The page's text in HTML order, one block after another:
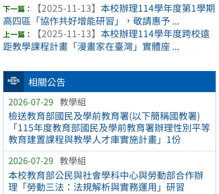
相關公告
2026-07-29 教學組
檢送教育部國民及學前教育署(以下簡稱國教署)
「115年度教育部國民及學前教育署辦理性別平等
教育建置課程與教學人才庫實施計畫」1份
2026-07-29 教學組
本校教育部公民與社會學科中心與勞動部合作辦
理「勞動三法：法規解析與實務運用」研習
【2025-11-13】 本校辦理114學年度第1學期
高四區「協作共好增能研習」，敬請惠予 ...
【2025-11-13】 本校辦理114學年度跨校遠
距教學課程計畫「漫畫家在臺灣」實體座 ...